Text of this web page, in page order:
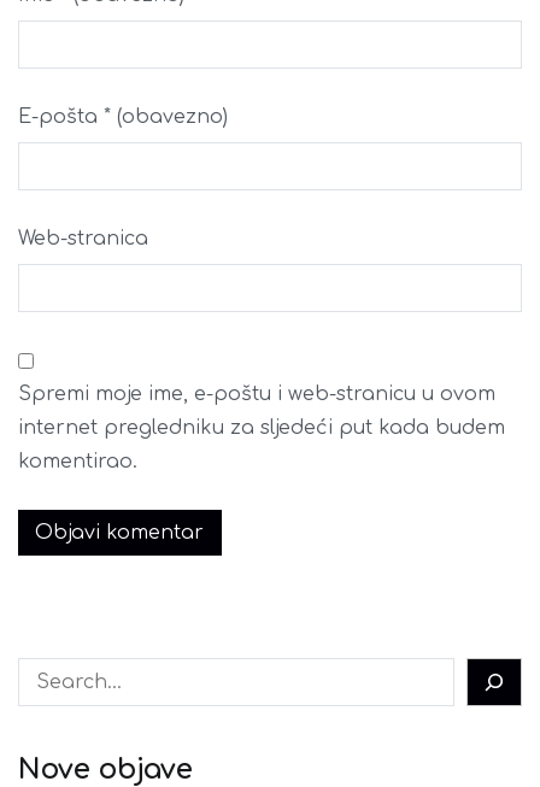
E-pošta * (obavezno)
Web-stranica
Spremi moje ime, e-poštu i web-stranicu u ovom
internet pregledniku za sljedeći put kada budem
komentirao.
Pretraga
Nove objave